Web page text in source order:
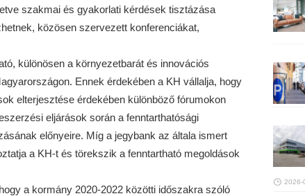
szakmai és gyakorlati kérdések tisztázása
közösen szervezett konferenciákat,
különösen a környezetbarát és innovációs
Ennek érdekében a KH vállalja, hogy
elterjesztése érdekében különböző fórumokon
eljárások során a fenntarthatósági
előnyeire. Míg a jegybank az általa ismert
a KH-t és törekszik a fenntartható megoldások
a kormány 2020-2022 közötti időszakra szóló
2026-